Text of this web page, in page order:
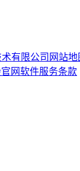
有限公司 网站地
网软件服务条款